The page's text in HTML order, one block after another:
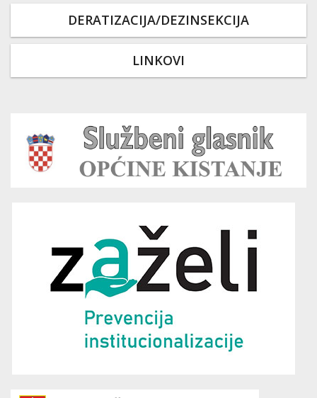
DERATIZACIJA/DEZINSEKCIJA
LINKOVI